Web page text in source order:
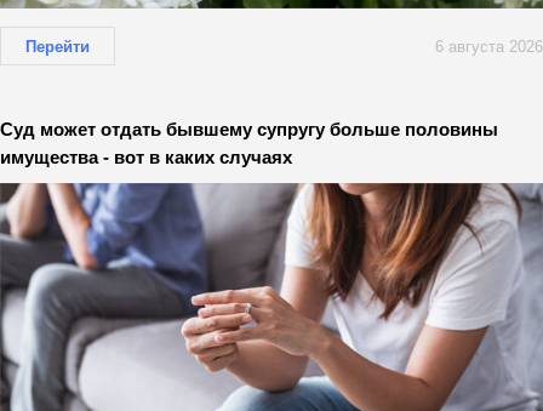
Перейти 6 августа 2026
Суд может отдать бывшему супругу больше половины
имущества - вот в каких случаях